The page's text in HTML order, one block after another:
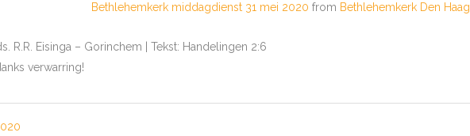
Bethlehemkerk middagdienst 31 mei 2020 from Bethlehemkerk Den Haag
R.R. Eisinga – Gorinchem | Tekst: Handelingen 2:6
verwarring!